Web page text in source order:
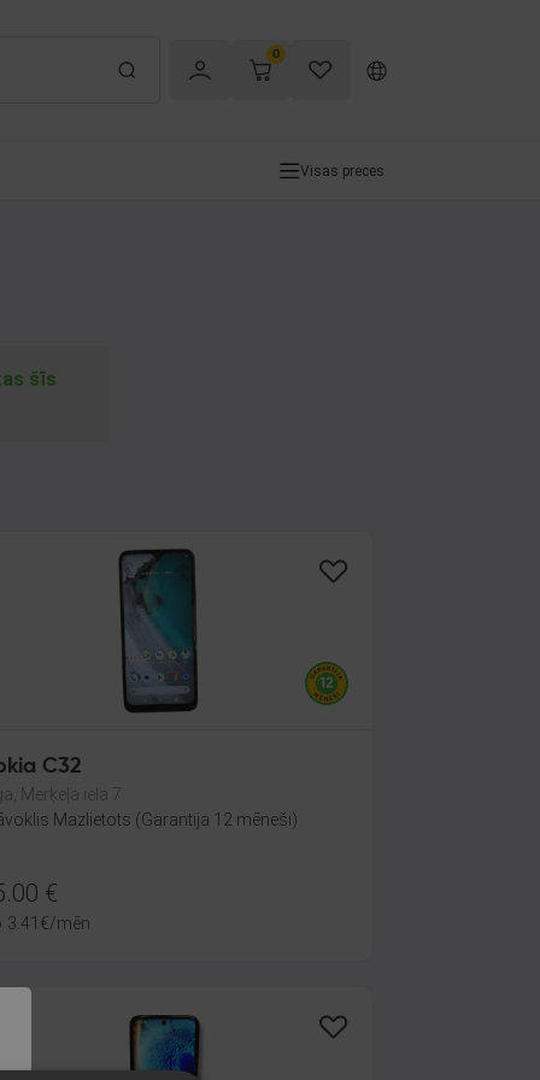
0
Visas preces
šīs
C32
Merķeļa iela 7
Mazlietots (Garantija 12 mēneši)
€
3.41 €/mēn.